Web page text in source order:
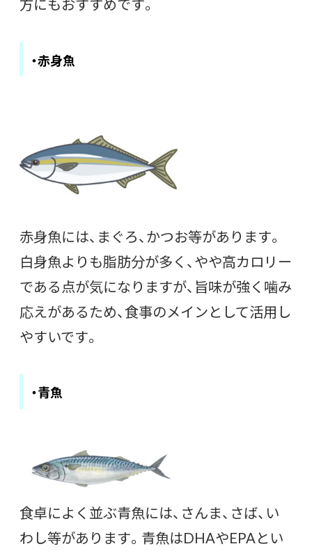
・赤身魚
赤身魚には、まぐろ、かつお等があります。
白身魚よりも脂肪分が多く、やや高カロリー
である点が気になりますが、旨味が強く噛み
応えがあるため、食事のメインとして活用し
やすいです。
・青魚
食卓によく並ぶ青魚には、さんま、さば、い
わし等があります。青魚はDHAやEPAとい